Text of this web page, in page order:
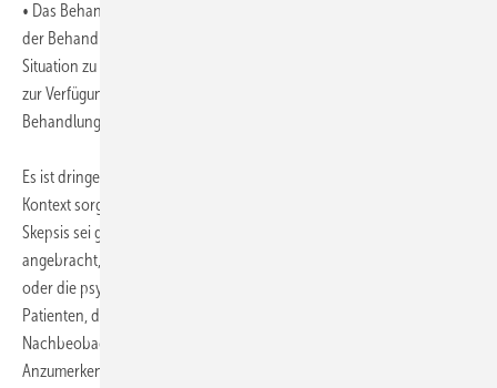
• Das Behandlungssetting sollte dadurch gekennzeichnet sein, dass
der Behandlungsraum dafür ausgerüstet ist, die kardiovaskuläre
Situation zu überwachen (EKG, Blutdruckmessung) sowie Sauerstoff
zur Verfügung zu stellen. Außerdem sollte die Möglichkeit zur
Behandlung kardialer Schockzustände bestehen.
Es ist dringend zu empfehlen, diese Richtlinien in einem klinischen
Kontext sorgfältig zu beachten, erklärte Arolt. Große Vorsicht bzw.
Skepsis sei gegenüber einer weniger stark kontrollierten Behandlung
angebracht, bei der entweder die anästhesiologisch/ kardiologische
oder die psychiatrische Kompetenz hinsichtlich der Auswahl der
Patienten, der Durchführung der Behandlung und der
Nachbeobachtung nicht ausreichend vorhanden sei.
Anzumerken ist, dass ein gravierendes Abweichen von diesen